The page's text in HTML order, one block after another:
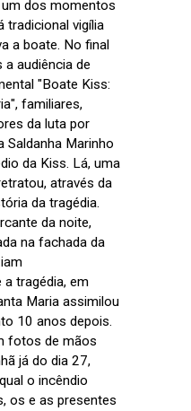
dos momentos
tradicional vigília
a boate. No final
audiência de
"Boate Kiss:
familiares,
da luta por
Saldanha Marinho
da Kiss. Lá, uma
através da
da tragédia.
da noite,
na fachada da
tragédia, em
Maria assimilou
10 anos depois.
fotos de mãos
já do dia 27,
o incêndio
os e as presentes